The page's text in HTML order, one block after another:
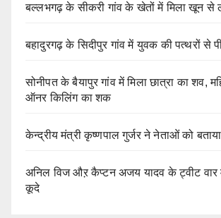
बल्लभगढ़ के सीकरी गांव के खेतों में मिला खून
बहादुरगढ़ के सिदीपुर गांव में युवक की पत्थरों से
सोनीपत के बैयापुर गांव में मिला छात्रा का शव,
ऑनर किलिंग का शक
केन्द्रीय मंत्री कृष्णपाल गुर्जर ने नेताओं को
अनिल विज औऱ कैप्टन अजय यादव के ट्वीट वार
कूदे